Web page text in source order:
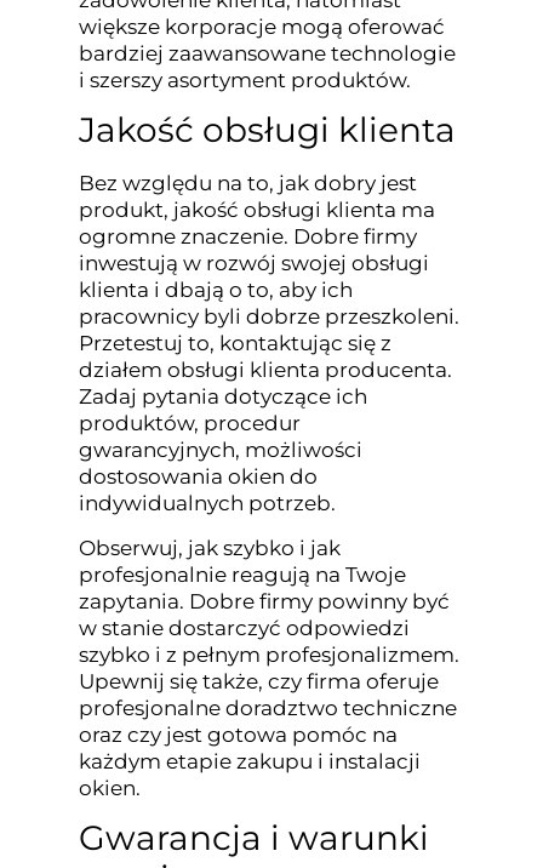
większe korporacje mogą oferować
bardziej zaawansowane technologie
i szerszy asortyment produktów.
Jakość obsługi klienta
Bez względu na to, jak dobry jest
produkt, jakość obsługi klienta ma
ogromne znaczenie. Dobre firmy
inwestują w rozwój swojej obsługi
klienta i dbają o to, aby ich
pracownicy byli dobrze przeszkoleni.
Przetestuj to, kontaktując się z
działem obsługi klienta producenta.
Zadaj pytania dotyczące ich
produktów, procedur
gwarancyjnych, możliwości
dostosowania okien do
indywidualnych potrzeb.
Obserwuj, jak szybko i jak
profesjonalnie reagują na Twoje
zapytania. Dobre firmy powinny być
w stanie dostarczyć odpowiedzi
szybko i z pełnym profesjonalizmem.
Upewnij się także, czy firma oferuje
profesjonalne doradztwo techniczne
oraz czy jest gotowa pomóc na
każdym etapie zakupu i instalacji
okien.
Gwarancja i warunki